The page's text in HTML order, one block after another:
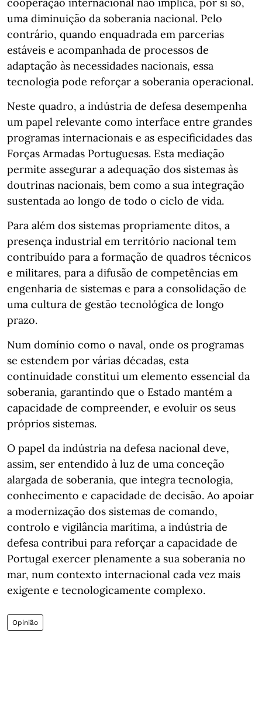
uma diminuição da soberania nacional. Pelo
contrário, quando enquadrada em parcerias
estáveis e acompanhada de processos de
adaptação às necessidades nacionais, essa
tecnologia pode reforçar a soberania operacional.
Neste quadro, a indústria de defesa desempenha
um papel relevante como interface entre grandes
programas internacionais e as especificidades das
Forças Armadas Portuguesas. Esta mediação
permite assegurar a adequação dos sistemas às
doutrinas nacionais, bem como a sua integração
sustentada ao longo de todo o ciclo de vida.
Para além dos sistemas propriamente ditos, a
presença industrial em território nacional tem
contribuído para a formação de quadros técnicos
e militares, para a difusão de competências em
engenharia de sistemas e para a consolidação de
uma cultura de gestão tecnológica de longo
prazo.
Num domínio como o naval, onde os programas
se estendem por várias décadas, esta
continuidade constitui um elemento essencial da
soberania, garantindo que o Estado mantém a
capacidade de compreender, e evoluir os seus
próprios sistemas.
O papel da indústria na defesa nacional deve,
assim, ser entendido à luz de uma conceção
alargada de soberania, que integra tecnologia,
conhecimento e capacidade de decisão. Ao apoiar
a modernização dos sistemas de comando,
controlo e vigilância marítima, a indústria de
defesa contribui para reforçar a capacidade de
Portugal exercer plenamente a sua soberania no
mar, num contexto internacional cada vez mais
exigente e tecnologicamente complexo.
Opinião